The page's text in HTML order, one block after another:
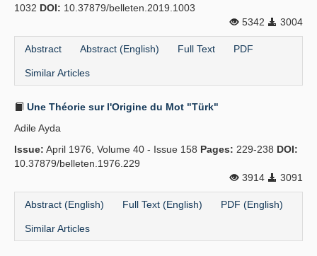
1032 DOI: 10.37879/belleten.2019.1003
5342
3004
Abstract Abstract (English) Full Text PDF
Similar Articles
Une Théorie sur l'Origine du Mot "Türk"
Adile Ayda
Issue: April 1976, Volume 40 - Issue 158 Pages: 229-238 DOI:
10.37879/belleten.1976.229
3914
3091
Abstract (English) Full Text (English) PDF (English)
Similar Articles